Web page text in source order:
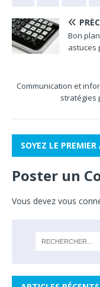
Bon
astuces
Communication et
stratégies
SOYEZ LE
Poster un
Vous devez vous